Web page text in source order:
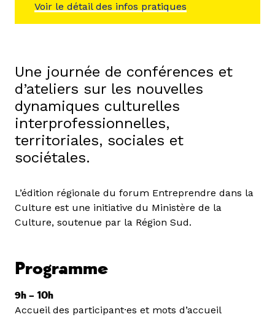
Voir le détail des infos pratiques
Une journée de conférences et
d’ateliers sur les nouvelles
dynamiques culturelles
interprofessionnelles,
territoriales, sociales et
sociétales.
L’édition régionale du forum Entreprendre dans la
Culture est une initiative du Ministère de la
Culture, soutenue par la Région Sud.
Programme
9h – 10h
Accueil des participant·es et mots d’accueil